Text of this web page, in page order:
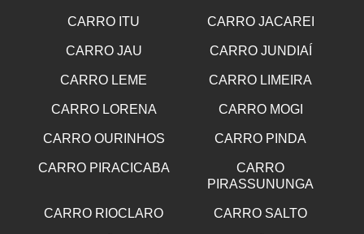
CARRO ITU CARRO JACAREI
CARRO JAU CARRO JUNDIAÍ
CARRO LEME CARRO LIMEIRA
CARRO LORENA CARRO MOGI
CARRO OURINHOS CARRO PINDA
CARRO PIRACICABA
CARRO
PIRASSUNUNGA
CARRO RIOCLARO CARRO SALTO